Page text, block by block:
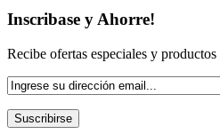
Inscribase y Ahorre!
Recibe ofertas especiales y